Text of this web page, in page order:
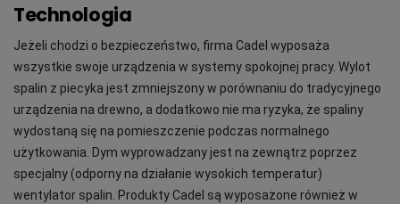
Technologia
Jeżeli chodzi o bezpieczeństwo, firma Cadel wyposaża
wszystkie swoje urządzenia w systemy spokojnej pracy. Wylot
spalin z piecyka jest zmniejszony w porównaniu do tradycyjnego
urządzenia na drewno, a dodatkowo nie ma ryzyka, że spaliny
wydostaną się na pomieszczenie podczas normalnego
użytkowania. Dym wyprowadzany jest na zewnątrz poprzez
specjalny (odporny na działanie wysokich temperatur)
wentylator spalin. Produkty Cadel są wyposażone również w